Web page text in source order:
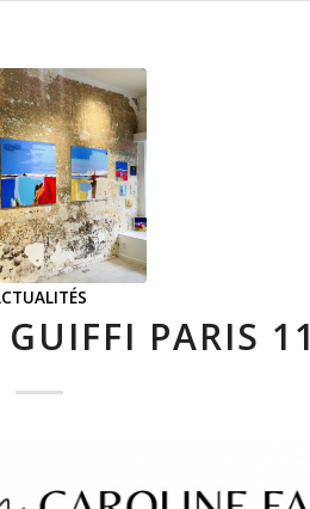
PARIS 11